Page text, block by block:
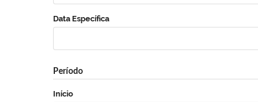
Data Específica
Período
Início